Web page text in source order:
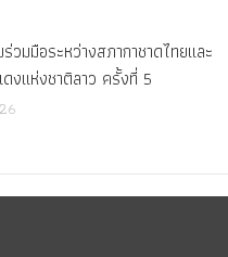
วมมือระหว่างสภากาชาดไทยและ
งแห่งชาติลาว ครั้งที่ 5